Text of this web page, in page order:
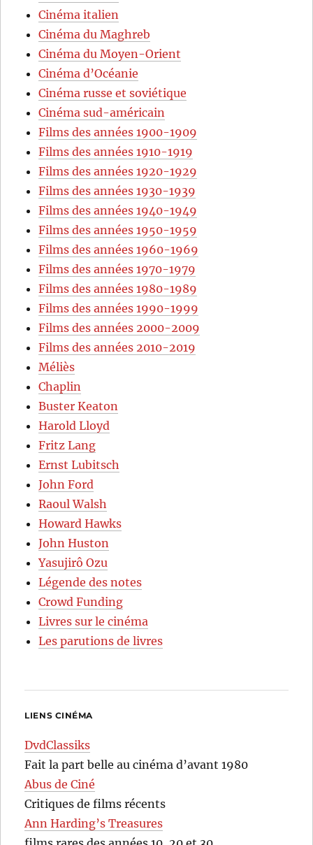
Cinéma italien
Cinéma du Maghreb
Cinéma du Moyen-Orient
Cinéma d’Océanie
Cinéma russe et soviétique
Cinéma sud-américain
Films des années 1900-1909
Films des années 1910-1919
Films des années 1920-1929
Films des années 1930-1939
Films des années 1940-1949
Films des années 1950-1959
Films des années 1960-1969
Films des années 1970-1979
Films des années 1980-1989
Films des années 1990-1999
Films des années 2000-2009
Films des années 2010-2019
Méliès
Chaplin
Buster Keaton
Harold Lloyd
Fritz Lang
Ernst Lubitsch
John Ford
Raoul Walsh
Howard Hawks
John Huston
Yasujirô Ozu
Légende des notes
Crowd Funding
Livres sur le cinéma
Les parutions de livres
LIENS CINÉMA
DvdClassiks
Fait la part belle au cinéma d’avant 1980
Abus de Ciné
Critiques de films récents
Ann Harding’s Treasures